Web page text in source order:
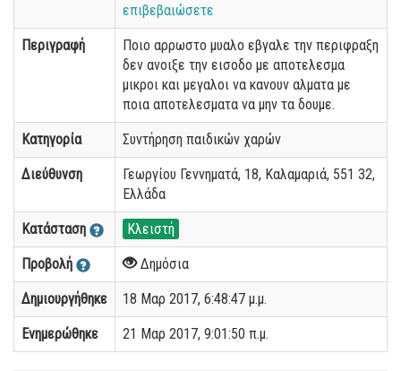
επιβεβαιώσετε
Περιγραφή
Ποιο αρρωστο μυαλο εβγαλε την περιφραξη
δεν ανοιξε την εισοδο με αποτελεσμα
μικροι και μεγαλοι να κανουν αλματα με
ποια αποτελεσματα να μην τα δουμε.
Κατηγορία Συντήρηση παιδικών χαρών
Διεύθυνση
Γεωργίου Γεννηματά, 18, Καλαμαριά, 551 32,
Ελλάδα
Κατάσταση Κλειστή
Προβολή Δημόσια
Δημιουργήθηκε 18 Μαρ 2017, 6:48:47 μ.μ.
Ενημερώθηκε 21 Μαρ 2017, 9:01:50 π.μ.